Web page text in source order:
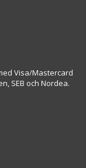
Visa/Mastercard
SEB och Nordea.